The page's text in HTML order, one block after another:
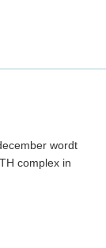
wordt
complex in